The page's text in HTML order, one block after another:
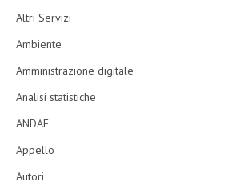
Altri Servizi
Ambiente
Amministrazione digitale
Analisi statistiche
ANDAF
Appello
Autori